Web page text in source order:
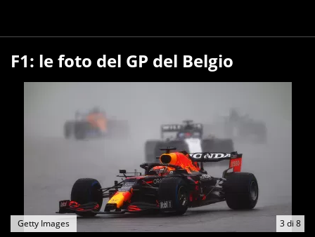
F1: le foto del GP del Belgio
3di 8
Getty Images